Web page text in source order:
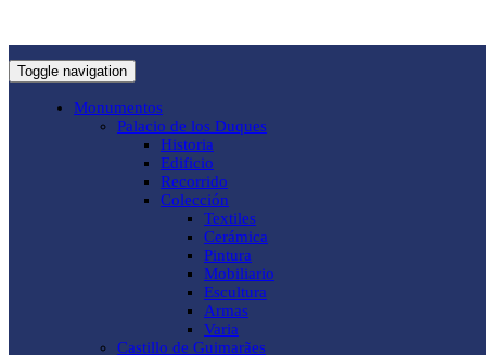
Toggle navigation
Monumentos
Palacio de los Duques
Historia
Edificio
Recorrido
Colección
Textiles
Cerámica
Pintura
Mobiliario
Escultura
Armas
Varia
Castillo de Guimarães